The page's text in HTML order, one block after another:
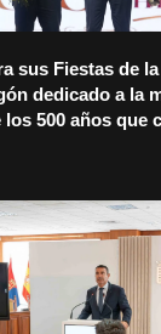
sus Fiestas de
dedicado a la
los 500 años que